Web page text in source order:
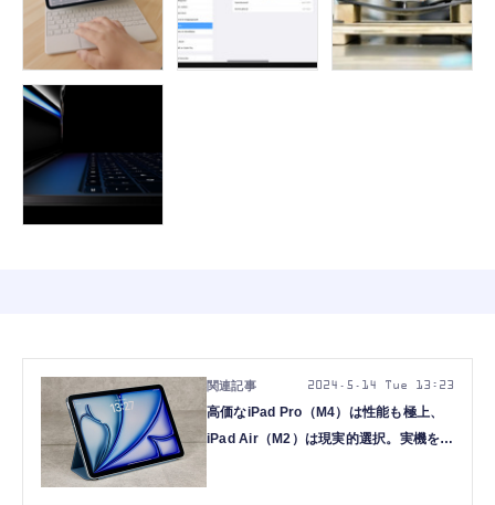
高価なiPad Pro（M4）は性能も極上、
iPad Air（M2）は現実的選択。実機を触
2024.5.14 Tue 13:23